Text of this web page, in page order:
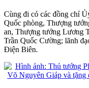
Cùng đi có các đồng chí
Quốc phòng, Thượng
an, Thượng tướng Lương
Trần Quốc Cường; lãnh
Điện Biên.